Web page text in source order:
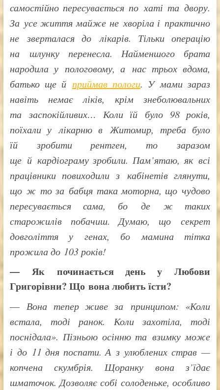
самостійно пересувається по хаті та двору.
За усе життя майже не хворіла і практично
не зверталася до лікарів. Тільки операцію
на шлунку перенесла. Найменшого брата
народила у пологовому, а нас трьох вдома,
батько ще й приймав пологи. У мами зараз
навіть немає ліків, крім знеболювальних
та заспокійливих… Коли їй було 98 років,
поїхали у лікарню в Житомир, треба було
їй зробити рентген, то заразом
ще й кардіограму зробили. Пам’ятаю, як всі
працівники повиходили з кабінетів глянути,
що ж то за бабця така моторна, що чудово
пересувається сама, бо де ж таких
старожилів побачиш. Думаю, що секрет
довголіття у генах, бо мамина тітка
прожила до 103 років!
— Як починається день у Любови
Григорівни? Що вона любить їсти?
—Вона тепер живе за принципом: «Коли
встала, тоді ранок. Коли захотіла, тоді
поснідала». Пізньою осінню та взимку може
і до 11 дня поспати. А з улюблених страв —
копчена скумбрія. Щоранку вона з’їдає
шматочок. Дозволяє собі солоденьке, особливо